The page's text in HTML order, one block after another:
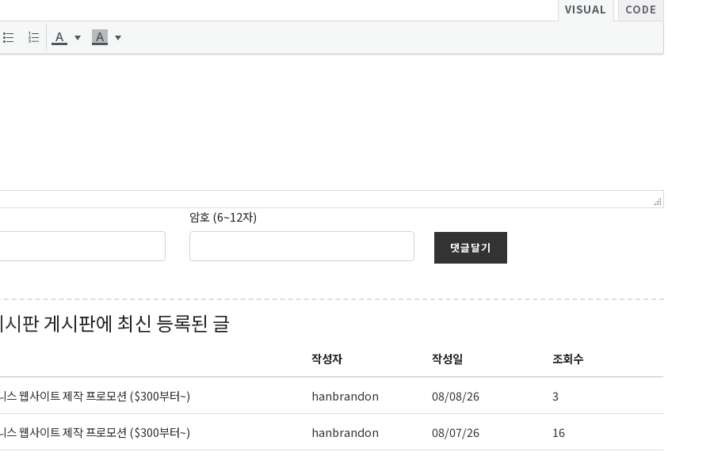
VISUAL CODE
암호 (6~12자)
댓글달기
판게시판에 최신 등록된 글
작성자 작성일 조회수
스 웹사이트 제작 프로모션 ($300부터~) hanbrandon 08/08/26 3
스 웹사이트 제작 프로모션 ($300부터~) hanbrandon 08/07/26 16
오레곤K 뉴스레터 구독하기!